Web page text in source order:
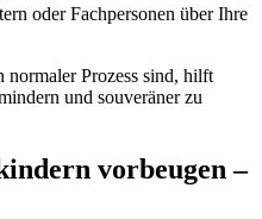
oder Fachpersonen über Ihre
normaler Prozess sind, hilft
und souveräner zu
vorbeugen –